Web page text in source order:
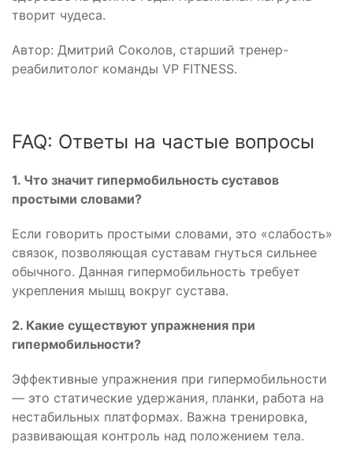
творит чудеса.
Автор: Дмитрий Соколов, старший тренер-
реабилитолог команды VP FITNESS.
FAQ: Ответы на частые вопросы
1. Что значит гипермобильность суставов
простыми словами?
Если говорить простыми словами, это «слабость»
связок, позволяющая суставам гнуться сильнее
обычного. Данная гипермобильность требует
укрепления мышц вокруг сустава.
2. Какие существуют упражнения при
гипермобильности?
Эффективные упражнения при гипермобильности
— это статические удержания, планки, работа на
нестабильных платформах. Важна тренировка,
развивающая контроль над положением тела.